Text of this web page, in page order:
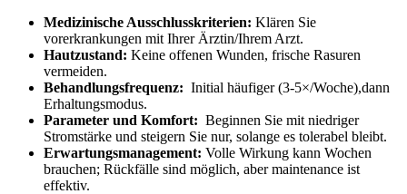
Medizinische Ausschlusskriterien: Klären Sie
vorerkrankungen mit​ Ihrer Ärztin/Ihrem Arzt.
Hautzustand: Keine ​offenen Wunden, frische Rasuren
vermeiden.
Behandlungsfrequenz: ⁤ Initial häufiger (3-5×/Woche),dann⁢
Erhaltungsmodus.
Parameter ⁣und Komfort: ⁤ Beginnen Sie mit niedriger‍
Stromstärke und steigern⁤ Sie nur, solange ​es tolerabel bleibt.
Erwartungsmanagement: Volle ⁤Wirkung kann Wochen
brauchen;‌ Rückfälle sind möglich, aber maintenance ist
⁢effektiv.